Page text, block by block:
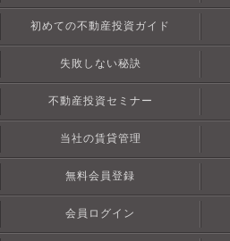
初めての不動産投資ガイド
失敗しない秘訣
不動産投資セミナー
当社の賃貸管理
無料会員登録
会員ログイン